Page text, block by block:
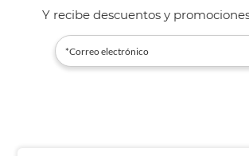
Y recibe descuentos y